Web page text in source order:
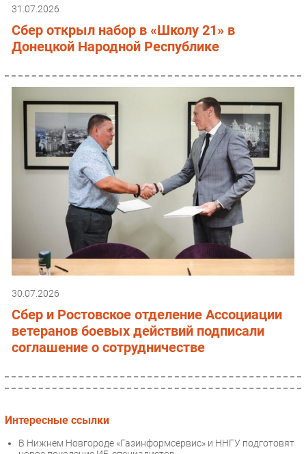
31.07.2026
Сбер открыл набор в «Школу 21» в
Донецкой Народной Республике
30.07.2026
Сбер и Ростовское отделение Ассоциации
ветеранов боевых действий подписали
соглашение о сотрудничестве
Интересные ссылки
В Нижнем Новгороде «Газинформсервис» и ННГУ подготовят